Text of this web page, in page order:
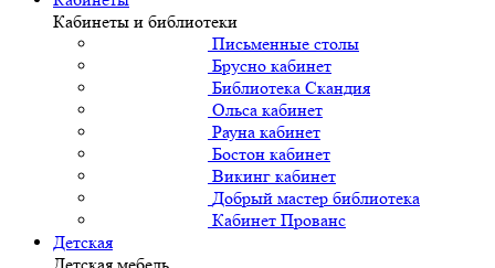
Кабинеты и библиотеки
Письменные столы
Брусно кабинет
Библиотека Скандия
Ольса кабинет
Рауна кабинет
Бостон кабинет
Викинг кабинет
Добрый мастер библиотека
Кабинет Прованс
Детская
Детская мебель